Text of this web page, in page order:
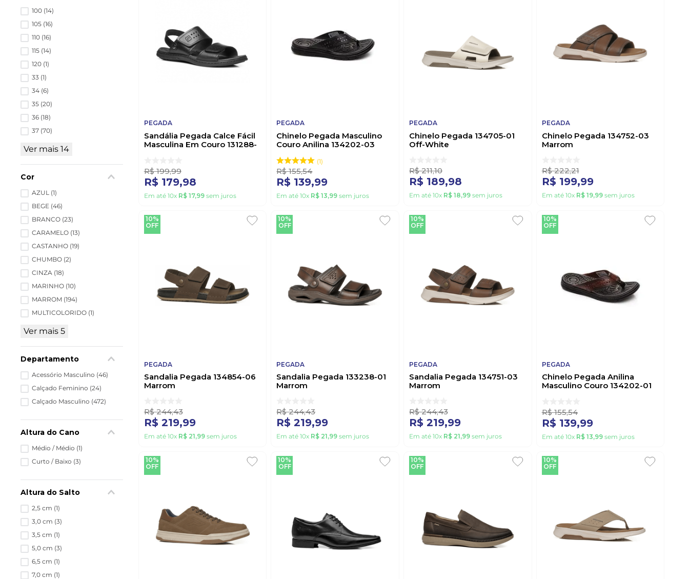
Departamento
Acessório Masculino (46)
Calçado Feminino (24)
Calçado Masculino (472)
Altura do Cano
Médio / Médio (1)
Curto / Baixo (3)
Altura do Salto
2,5 cm (1)
3,0 cm (3)
3,5 cm (1)
5,0 cm (3)
6,5 cm (1)
7,0 cm (1)
Cor
AZUL (1)
BEGE (46)
BRANCO (23)
CARAMELO (13)
CASTANHO (19)
CHUMBO (2)
CINZA (18)
MARINHO (10)
MARROM (194)
MULTICOLORIDO (1)
Ver mais 5
100 (14)
105 (16)
110 (16)
115 (14)
120 (1)
33 (1)
34 (6)
35 (20)
36 (18)
37 (70)
Ver mais 14
PEGADA
Sandália Pegada Calce Fácil
Masculina Em Couro 131288-
R$ 199,99
R$ 179,98
Em até 10x R$ 17,99sem juros
PEGADA
Chinelo Pegada Masculino
Couro Anilina 134202-03
1
R$ 155,54
R$ 139,99
Em até10x R$ 13,99 sem juros
PEGADA
Chinelo Pegada 134705-01
Off-White
R$ 211,10
R$ 189,98
Em até 10x R$ 18,99sem juros
PEGADA
Chinelo Pegada 134752-03
Marrom
R$ 222,21
R$ 199,99
Em até 10x R$ 19,99sem juros
10%
OFF
PEGADA
Sandalia Pegada 134854-06
Marrom
R$ 244,43
R$ 219,99
Em até 10x R$ 21,99sem juros
10%
OFF
PEGADA
Sandalia Pegada 133238-01
Marrom
R$ 244,43
R$ 219,99
Em até10x R$ 21,99 sem juros
10%
OFF
PEGADA
Sandalia Pegada 134751-03
Marrom
R$ 244,43
R$ 219,99
Em até 10x R$ 21,99sem juros
10%
OFF
PEGADA
Chinelo Pegada Anilina
Masculino Couro 134202-01
R$ 155,54
R$ 139,99
Em até 10x R$ 13,99sem juros
10%
OFF
10%
OFF
10%
OFF
10%
OFF